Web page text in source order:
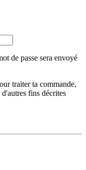
de passe sera envoyé
traiter ta commande,
fins décrites